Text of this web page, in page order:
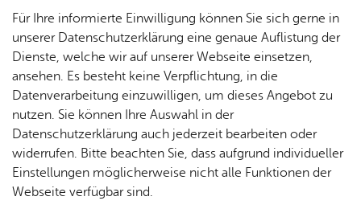
Cookie-Hinweis
Zum Laden dieser Karte wird eine Verbindung zu externen
Servern hergestellt. Diese verwenden Cookies und andere
Tracking-Technologien, um die Bedienung zu
personalisieren und zu verbessern. Weitere Informationen
finden Sie in unsererDatenschutzerklärung
Für Ihre informierte Einwilligung können Sie sich gerne in
unserer Datenschutzerklärung eine genaue Auflistung der
Dienste, welche wir auf unserer Webseite einsetzen,
ansehen. Es besteht keine Verpflichtung, in die
Datenverarbeitung einzuwilligen, um dieses Angebot zu
nutzen. Sie können Ihre Auswahl in der
Datenschutzerklärung auch jederzeit bearbeiten oder
widerrufen. Bitte beachten Sie, dass aufgrund individueller
Einstellungen möglicherweise nicht alle Funktionen der
Webseite verfügbar sind.